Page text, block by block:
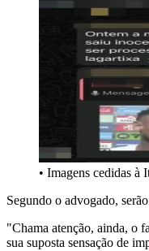
• Imagens cedidas à
Segundo o advogado,
"Chama atenção, ainda, o
sua suposta sensação de